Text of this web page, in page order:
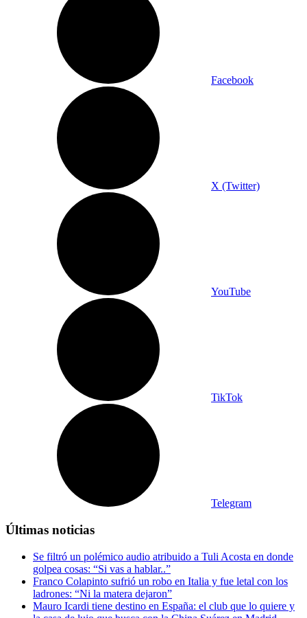
Facebook
X (Twitter)
YouTube
TikTok
Telegram
Últimas noticias
Se filtró un polémico audio atribuido a Tuli Acosta en donde
golpea cosas: “Si vas a hablar..”
Franco Colapinto sufrió un robo en Italia y fue letal con los
ladrones: “Ni la matera dejaron”
Mauro Icardi tiene destino en España: el club que lo quiere y